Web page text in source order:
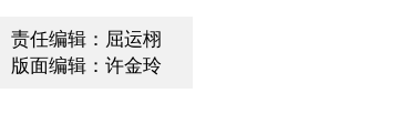
责任编辑：屈运栩
版面编辑：许金玲